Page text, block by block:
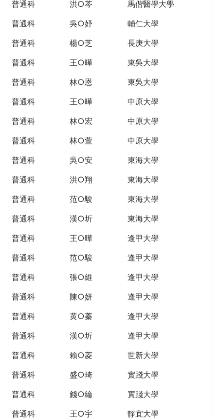
普通科
洪○芩
馬偕醫學大學
普通科
吳○妤
輔仁大學
普通科
楊○芝
長庚大學
普通科
王○曄
東吳大學
普通科
林○恩
東吳大學
普通科
王○曄
中原大學
普通科
林○宏
中原大學
普通科
林○萱
中原大學
普通科
吳○安
東海大學
普通科
洪○翔
東海大學
普通科
范○駿
東海大學
普通科
漢○圻
東海大學
普通科
王○曄
逢甲大學
普通科
范○駿
逢甲大學
普通科
張○維
逢甲大學
普通科
陳○妍
逢甲大學
普通科
黄○蓁
逢甲大學
普通科
漢○圻
逢甲大學
普通科
賴○菱
世新大學
普通科
盛○琦
實踐大學
普通科
錢○綸
實踐大學
普通科
王○宇
靜宜大學